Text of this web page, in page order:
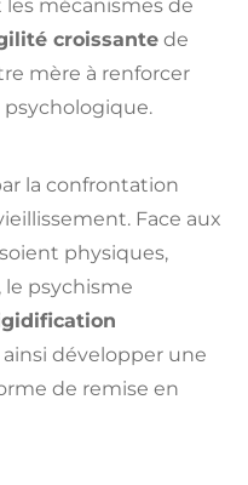
les mécanismes de
croissante de
mère à renforcer
la confrontation
Face aux
physiques,
le psychisme
développer une
de remise en